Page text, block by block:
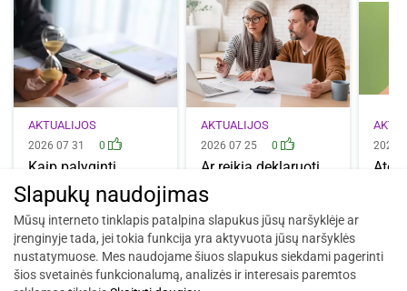
AKTUALIJOS
2026 07 31 0
Kaip palyginti
terminuotų indėlių
palūkanas? Į ką…
AKTUALIJOS
2026 07 25 0
Ar reikia deklaruoti
Kada tai…
2026
Slapukų naudojimas
Mūsų interneto tinklapis patalpina slapukus jūsų naršyklėje ar
įrenginyje tada, jei tokia funkcija yra aktyvuota jūsų naršyklės
nustatymuose. Mes naudojame šiuos slapukus siekdami pagerinti
šios svetainės funkcionalumą, analizės ir interesais paremtos